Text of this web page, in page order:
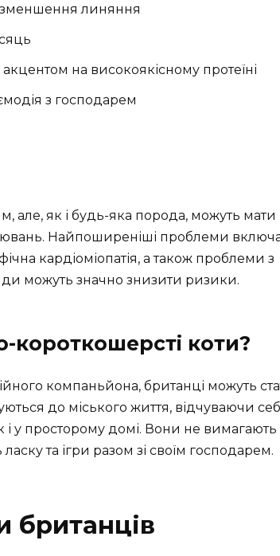
линяння
на високоякісному протеїні
з господарем
але, як і будь-яка порода, можуть мати
Найпоширеніші проблеми
кардіоміопатія, а також проблеми з
можуть значно знизити ризики.
короткошерсті коти?
компаньйона, британці можуть
до міського життя, відчуваючи
і у просторому домі. Вони не вимагають
та ігри разом зі своїм господарем.
британців